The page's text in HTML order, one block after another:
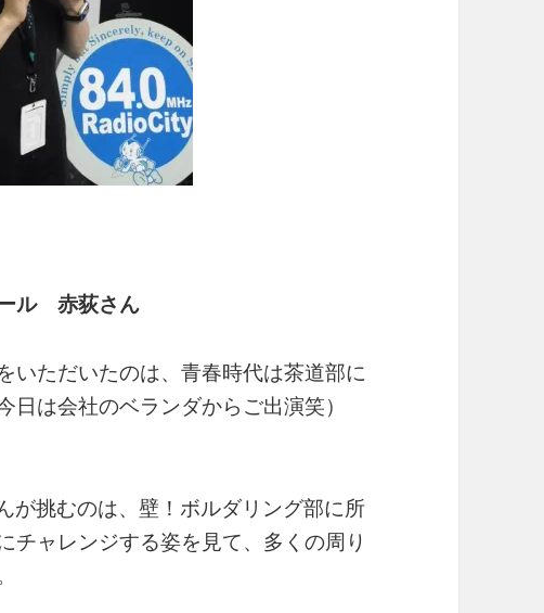
ル 赤荻さん
いただいたのは、青春時代は茶道部に
は会社のベランダからご出演笑）
が挑むのは、壁！ボルダリング部に所
チャレンジする姿を見て、多くの周り